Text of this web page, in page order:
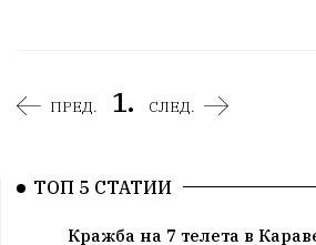
ПРЕД. 1. СЛЕД.
ТОП 5 СТАТИИ
Кражба на 7 телета в